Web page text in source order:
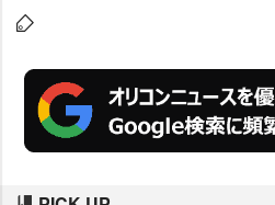
価格が高騰した今年は特に
クルマ賞」の中古車部門も
また、新車部門の大賞に
『クラウン/クラウンハイ